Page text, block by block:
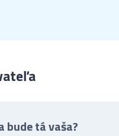
bude tá vaša?